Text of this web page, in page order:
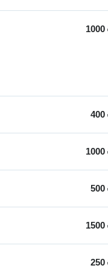
1000
400
1000
500
1500
250